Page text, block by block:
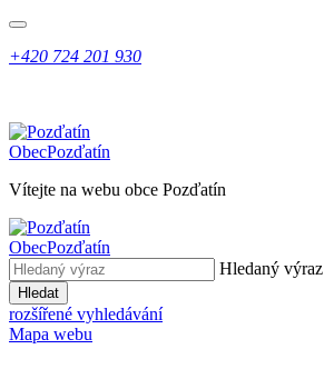
+420 724 201 930
ObecPozďatín
Vítejte na webu obce Pozďatín
ObecPozďatín
Hledaný výraz
Hledat
rozšířené vyhledávání
Mapa webu